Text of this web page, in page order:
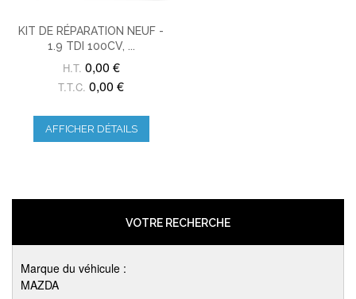
KIT DE RÉPARATION NEUF -
1.9 TDI 100CV, ...
H.T. 0,00 €
T.T.C. 0,00 €
AFFICHER DÉTAILS
VOTRE RECHERCHE
Marque du véhicule :
MAZDA